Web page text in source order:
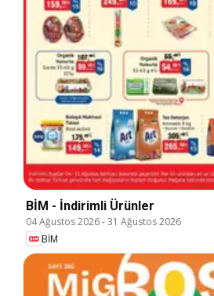
BİM - İndirimli Ürünler
04 Ağustos 2026-31 Ağustos 2026
BİM